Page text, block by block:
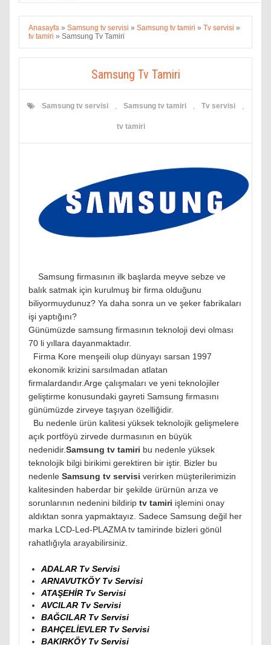
Anasayfa » Samsung tv servisi » Samsung tv tamiri » Tv servisi »
tv tamiri » Samsung Tv Tamiri
Samsung Tv Tamiri
Samsung tv servisi Samsung tv tamiri Tv servisi
tv tamiri
Samsung firmasının ilk başlarda meyve sebze ve
balık satmak için kurulmuş bir firma olduğunu
biliyormuydunuz? Ya daha sonra un ve şeker fabrikaları
işi yaptığını?
Günümüzde samsung firmasının teknoloji devi olması
70 li yıllara dayanmaktadır.
Firma Kore menşeili olup dünyayı sarsan 1997
ekonomik krizini sarsılmadan atlatan
firmalardandır.Arge çalışmaları ve yeni teknolojiler
geliştirme konusundaki gayreti Samsung firmasını
günümüzde zirveye taşıyan özelliğidir.
Bu nedenle ürün kalitesi yüksek teknolojik gelişmelere
açık portföyü zirvede durmasının en büyük
nedenidir.Samsung tv tamiri bu nedenle yüksek
teknolojik bilgi birikimi gerektiren bir iştir. Bizler bu
nedenle Samsung tv servisi verirken müşterilerimizin
kalitesinden haberdar bir şekilde ürürnün arıza ve
sorunlarının nedenini bildirip tv tamiri işlemini onay
aldıktan sonra yapmaktayız. Sadece Samsung değil her
marka LCD-Led-PLAZMA tv tamirinde bizleri gönül
rahatlığıyla arayabilirsiniz.
ADALAR Tv Servisi
ARNAVUTKÖY Tv Servisi
ATAŞEHİR Tv Servisi
AVCILAR Tv Servisi
BAĞCILAR Tv Servisi
BAHÇELİEVLER Tv Servisi
BAKIRKÖY Tv Servisi